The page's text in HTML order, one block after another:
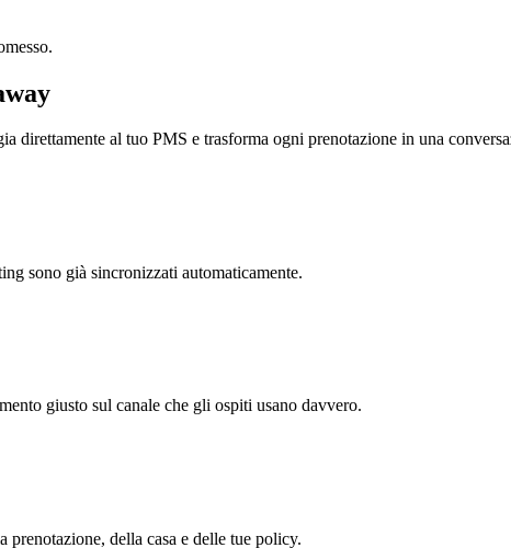
direttamente al tuo PMS e trasforma ogni prenotazione in una
sono già sincronizzati automaticamente.
giusto sul canale che gli ospiti usano davvero.
della casa e delle tue policy.